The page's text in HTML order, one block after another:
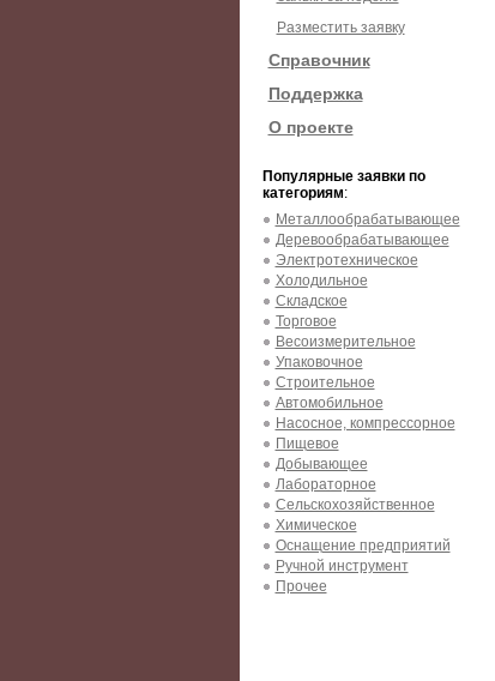
Разместить заявку
Справочник
Поддержка
О проекте
Популярные заявки по
категориям:
Металлообрабатывающее
Деревообрабатывающее
Электротехническое
Холодильное
Складское
Торговое
Весоизмерительное
Упаковочное
Строительное
Автомобильное
Насосное, компрессорное
Пищевое
Добывающее
Лабораторное
Сельскохозяйственное
Химическое
Оснащение предприятий
Ручной инструмент
Прочее